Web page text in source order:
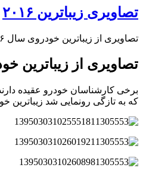
تصاویری زیباترین ۲۰۱۶
تصاویری از زیباترین خودروی سال ۲۰۱۶
تصاویری از زیباترین
برخی کارشناسان خودرو عقیده
که به تازگی رونمایی شد زیباترین خودرو